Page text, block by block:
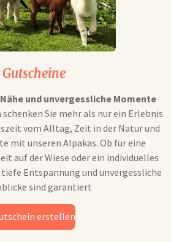
Gutscheine
und unvergessliche Momente
Sie mehr als nur ein Erlebnis
vom Alltag, Zeit in der Natur und
mit unseren Alpakas. Ob für eine
auf der Wiese oder ein individuelles
Entspannung und unvergessliche
sind garantiert
erstellen